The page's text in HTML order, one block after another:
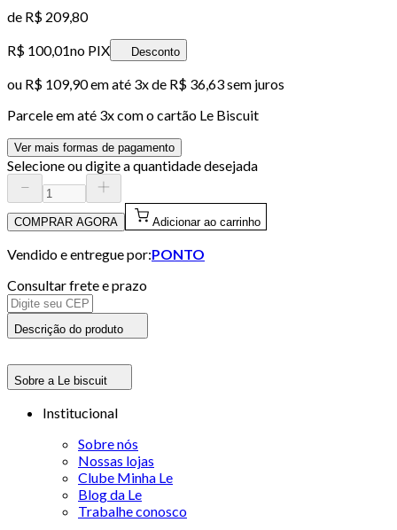
de R$ 209,80
R$ 100,01no PIX Desconto
ou R$ 109,90em até 3x de R$ 36,63 sem juros
Parcele em até 3x com o cartão Le Biscuit
Ver mais formas de pagamento
Selecione ou digite a quantidade desejada
COMPRAR AGORA Adicionar ao carrinho
Vendido e entregue por:PONTO
Consultar frete e prazo
Descrição do produto
Sobre a Le biscuit
Institucional
Sobre nós
Nossas lojas
Clube Minha Le
Blog da Le
Trabalhe conosco